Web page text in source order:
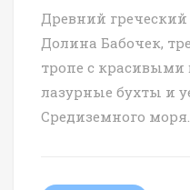
Древний
Долина Бабочек,
тропе с красивыми
лазурные бухты и
Средиземного